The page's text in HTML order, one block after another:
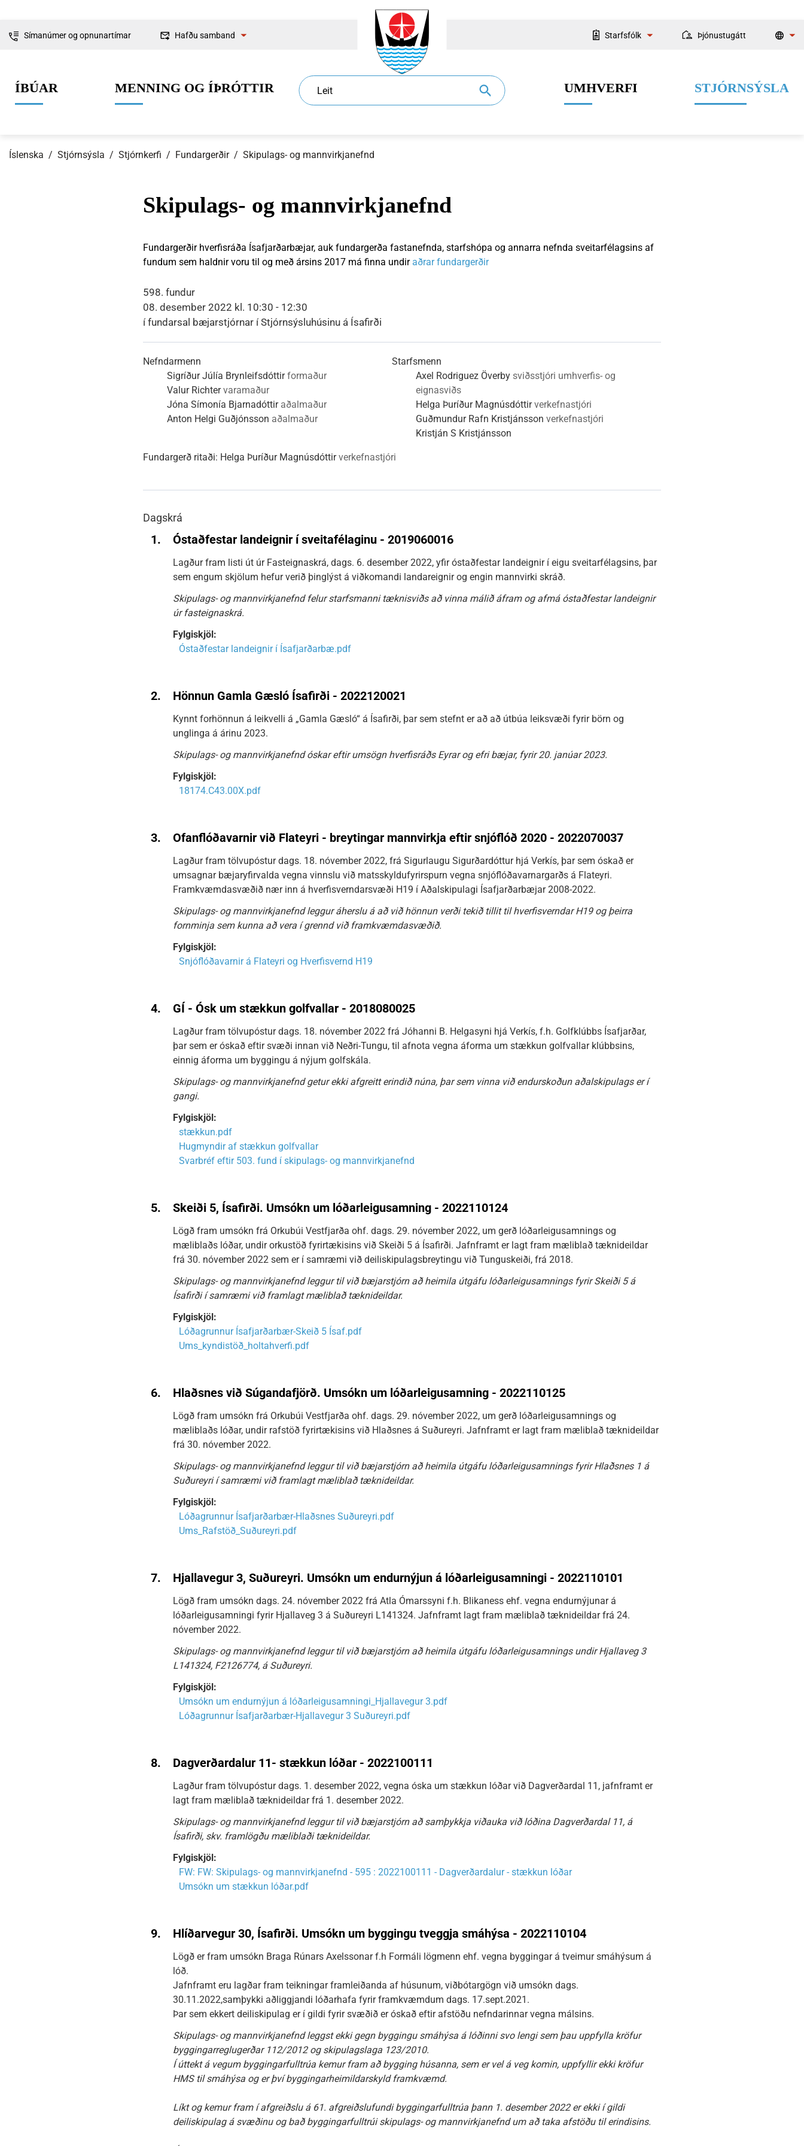
Leit
Símanúmer og opnunartímar Hafðu samband Starfsfólk Þjónustugátt
ÍBÚAR
Grunnskólaaldur Eldri borgarar
MENNING OG ÍÞRÓTTIR
Íþróttir Sundlaugar
UMHVERFI
Byggingarmál Sorphirða og -förgun
STJÓRNSÝSLA
Stjórnkerfi Ráð og nefndir
Íslenska / Stjórnsýsla / Stjórnkerfi / Fundargerðir / Skipulags- og mannvirkjanefnd
Skipulags- og mannvirkjanefnd
Fundargerðir hverfisráða Ísafjarðarbæjar, auk fundargerða fastanefnda, starfshópa og annarra nefnda sveitarfélagsins af
fundum sem haldnir voru til og með ársins 2017 má finna undir aðrar fundargerðir
598. fundur
08. desember 2022 kl. 10:30 - 12:30
í fundarsal bæjarstjórnar í Stjórnsýsluhúsinu á Ísafirði
Nefndarmenn
Sigríður Júlía Brynleifsdóttir formaður
Valur Richter varamaður
Jóna Símonía Bjarnadóttir aðalmaður
Anton Helgi Guðjónsson aðalmaður
Starfsmenn
Axel Rodriguez Överby sviðsstjóri umhverfis- og
eignasviðs
Helga Þuríður Magnúsdóttir verkefnastjóri
Guðmundur Rafn Kristjánsson verkefnastjóri
Kristján S Kristjánsson
Fundargerð ritaði: Helga Þuríður Magnúsdóttir verkefnastjóri
Dagskrá
1. Óstaðfestar landeignir í sveitafélaginu - 2019060016
Lagður fram listi út úr Fasteignaskrá, dags. 6. desember 2022, yfir óstaðfestar landeignir í eigu sveitarfélagsins, þar
sem engum skjölum hefur verið þinglýst á viðkomandi landareignir og engin mannvirki skráð.
Skipulags- og mannvirkjanefnd felur starfsmanni tæknisviðs að vinna málið áfram og afmá óstaðfestar landeignir
úr fasteignaskrá.
Fylgiskjöl:
Óstaðfestar landeignir í Ísafjarðarbæ.pdf
2. Hönnun Gamla Gæsló Ísafirði - 2022120021
Kynnt forhönnun á leikvelli á „Gamla Gæsló“ á Ísafirði, þar sem stefnt er að að útbúa leiksvæði fyrir börn og
unglinga á árinu 2023.
Skipulags- og mannvirkjanefnd óskar eftir umsögn hverfisráðs Eyrar og efri bæjar, fyrir 20. janúar 2023.
Fylgiskjöl:
18174.C43.00X.pdf
3. Ofanflóðavarnir við Flateyri - breytingar mannvirkja eftir snjóflóð 2020 - 2022070037
Lagður fram tölvupóstur dags. 18. nóvember 2022, frá Sigurlaugu Sigurðardóttur hjá Verkís, þar sem óskað er
umsagnar bæjaryfirvalda vegna vinnslu við matsskyldufyrirspurn vegna snjóflóðavarnargarðs á Flateyri.
Framkvæmdasvæðið nær inn á hverfisverndarsvæði H19 í Aðalskipulagi Ísafjarðarbæjar 2008-2022.
Skipulags- og mannvirkjanefnd leggur áherslu á að við hönnun verði tekið tillit til hverfisverndar H19 og þeirra
fornminja sem kunna að vera í grennd við framkvæmdasvæðið.
Fylgiskjöl:
Snjóflóðavarnir á Flateyri og Hverfisvernd H19
4. GÍ - Ósk um stækkun golfvallar - 2018080025
Lagður fram tölvupóstur dags. 18. nóvember 2022 frá Jóhanni B. Helgasyni hjá Verkís, f.h. Golfklúbbs Ísafjarðar,
þar sem er óskað eftir svæði innan við Neðri-Tungu, til afnota vegna áforma um stækkun golfvallar klúbbsins,
einnig áforma um byggingu á nýjum golfskála.
Skipulags- og mannvirkjanefnd getur ekki afgreitt erindið núna, þar sem vinna við endurskoðun aðalskipulags er í
gangi.
Fylgiskjöl:
stækkun.pdf
Hugmyndir af stækkun golfvallar
Svarbréf eftir 503. fund í skipulags- og mannvirkjanefnd
5. Skeiði 5, Ísafirði. Umsókn um lóðarleigusamning - 2022110124
Lögð fram umsókn frá Orkubúi Vestfjarða ohf. dags. 29. nóvember 2022, um gerð lóðarleigusamnings og
mæliblaðs lóðar, undir orkustöð fyrirtækisins við Skeiði 5 á Ísafirði. Jafnframt er lagt fram mæliblað tæknideildar
frá 30. nóvember 2022 sem er í samræmi við deiliskipulagsbreytingu við Tunguskeiði, frá 2018.
Skipulags- og mannvirkjanefnd leggur til við bæjarstjórn að heimila útgáfu lóðarleigusamnings fyrir Skeiði 5 á
Ísafirði í samræmi við framlagt mæliblað tæknideildar.
Fylgiskjöl:
Lóðagrunnur Ísafjarðarbær-Skeið 5 Ísaf.pdf
Ums_kyndistöð_holtahverfi.pdf
6. Hlaðsnes við Súgandafjörð. Umsókn um lóðarleigusamning - 2022110125
Lögð fram umsókn frá Orkubúi Vestfjarða ohf. dags. 29. nóvember 2022, um gerð lóðarleigusamnings og
mæliblaðs lóðar, undir rafstöð fyrirtækisins við Hlaðsnes á Suðureyri. Jafnframt er lagt fram mæliblað tæknideildar
frá 30. nóvember 2022.
Skipulags- og mannvirkjanefnd leggur til við bæjarstjórn að heimila útgáfu lóðarleigusamnings fyrir Hlaðsnes 1 á
Suðureyri í samræmi við framlagt mæliblað tæknideildar.
Fylgiskjöl:
Lóðagrunnur Ísafjarðarbær-Hlaðsnes Suðureyri.pdf
Ums_Rafstöð_Suðureyri.pdf
7. Hjallavegur 3, Suðureyri. Umsókn um endurnýjun á lóðarleigusamningi - 2022110101
Lögð fram umsókn dags. 24. nóvember 2022 frá Atla Ómarssyni f.h. Blikaness ehf. vegna endurnýjunar á
lóðarleigusamningi fyrir Hjallaveg 3 á Suðureyri L141324. Jafnframt lagt fram mæliblað tæknideildar frá 24.
nóvember 2022.
Skipulags- og mannvirkjanefnd leggur til við bæjarstjórn að heimila útgáfu lóðarleigusamnings undir Hjallaveg 3
L141324, F2126774, á Suðureyri.
Fylgiskjöl:
Umsókn um endurnýjun á lóðarleigusamningi_Hjallavegur 3.pdf
Lóðagrunnur Ísafjarðarbær-Hjallavegur 3 Suðureyri.pdf
8. Dagverðardalur 11- stækkun lóðar - 2022100111
Lagður fram tölvupóstur dags. 1. desember 2022, vegna óska um stækkun lóðar við Dagverðardal 11, jafnframt er
lagt fram mæliblað tæknideildar frá 1. desember 2022.
Skipulags- og mannvirkjanefnd leggur til við bæjarstjórn að samþykkja viðauka við lóðina Dagverðardal 11, á
Ísafirði, skv. framlögðu mæliblaði tæknideildar.
Fylgiskjöl:
FW: FW: Skipulags- og mannvirkjanefnd - 595 : 2022100111 - Dagverðardalur - stækkun lóðar
Umsókn um stækkun lóðar.pdf
9. Hlíðarvegur 30, Ísafirði. Umsókn um byggingu tveggja smáhýsa - 2022110104
Lögð er fram umsókn Braga Rúnars Axelssonar f.h Formáli lögmenn ehf. vegna byggingar á tveimur smáhýsum á
lóð.
Jafnframt eru lagðar fram teikningar framleiðanda af húsunum, viðbótargögn við umsókn dags.
30.11.2022,samþykki aðliggjandi lóðarhafa fyrir framkvæmdum dags. 17.sept.2021.
Þar sem ekkert deiliskipulag er í gildi fyrir svæðið er óskað eftir afstöðu nefndarinnar vegna málsins.
Skipulags- og mannvirkjanefnd leggst ekki gegn byggingu smáhýsa á lóðinni svo lengi sem þau uppfylla kröfur
byggingarreglugerðar 112/2012 og skipulagslaga 123/2010.
Í úttekt á vegum byggingarfulltrúa kemur fram að bygging húsanna, sem er vel á veg komin, uppfyllir ekki kröfur
HMS til smáhýsa og er því byggingarheimildarskyld framkvæmd.
Líkt og kemur fram í afgreiðslu á 61. afgreiðslufundi byggingarfulltrúa þann 1. desember 2022 er ekki í gildi
deiliskipulag á svæðinu og bað byggingarfulltrúi skipulags- og mannvirkjanefnd um að taka afstöðu til erindisins.